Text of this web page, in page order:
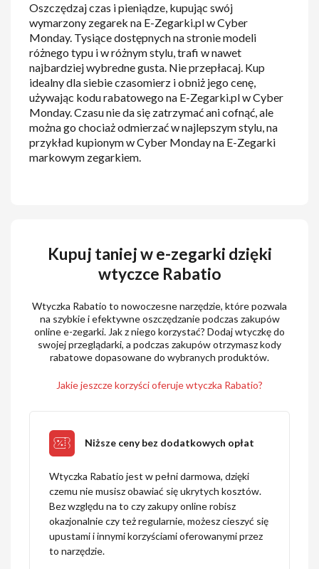
Oszczędzaj czas i pieniądze, kupując swój
wymarzony zegarek na E-Zegarki.pl w Cyber
Monday. Tysiące dostępnych na stronie modeli
różnego typu i w różnym stylu, trafi w nawet
najbardziej wybredne gusta. Nie przepłacaj. Kup
idealny dla siebie czasomierz i obniż jego cenę,
używając kodu rabatowego na E-Zegarki.pl w Cyber
Monday. Czasu nie da się zatrzymać ani cofnąć, ale
można go chociaż odmierzać w najlepszym stylu, na
przykład kupionym w Cyber Monday na E-Zegarki
markowym zegarkiem.
Kupuj taniej w e-zegarki dzięki
wtyczce Rabatio
Wtyczka Rabatio to nowoczesne narzędzie, które pozwala
na szybkie i efektywne oszczędzanie podczas zakupów
online e-zegarki. Jak z niego korzystać? Dodaj wtyczkę do
swojej przeglądarki, a podczas zakupów otrzymasz kody
rabatowe dopasowane do wybranych produktów.
Jakie jeszcze korzyści oferuje wtyczka Rabatio?
Niższe ceny bez dodatkowych opłat
Wtyczka Rabatio jest w pełni darmowa, dzięki
czemu nie musisz obawiać się ukrytych kosztów.
Bez względu na to czy zakupy online robisz
okazjonalnie czy też regularnie, możesz cieszyć się
upustami i innymi korzyściami oferowanymi przez
to narzędzie.